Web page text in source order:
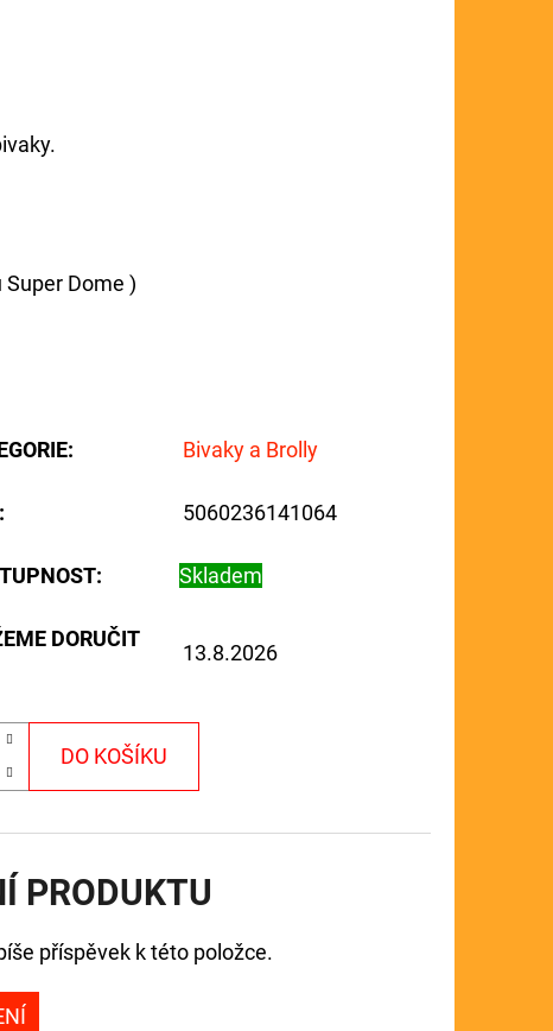
Dome )
: Bivaky a Brolly
: 5060236141064
Skladem
DORUČIT
13.8.2026
DO KOŠÍKU
PRODUKTU
příspěvek k této položce.